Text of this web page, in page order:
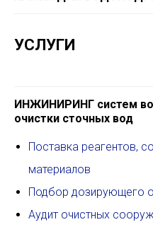
УСЛУГИ
ИНЖИНИРИНГ систем
очистки сточных вод
Поставка реагентов,
материалов
Подбор дозирующего
Аудит очистных